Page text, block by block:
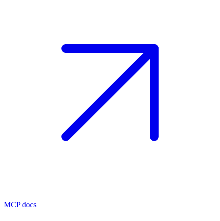
MCP docs